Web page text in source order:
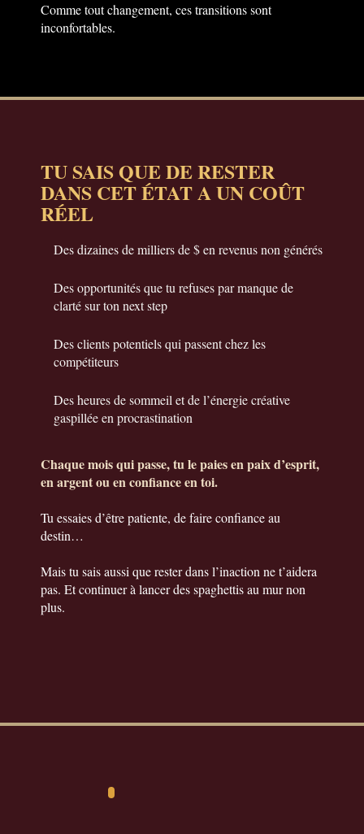
Comme tout changement, ces transitions sont
inconfortables.
TU SAIS QUE DE RESTER
DANS CET ÉTAT A UN COÛT
RÉEL
Des dizaines de milliers de $ en revenus non générés
Des opportunités que tu refuses par manque de
clarté sur ton next step
Des clients potentiels qui passent chez les
compétiteurs
Des heures de sommeil et de l’énergie créative
gaspillée en procrastination
Chaque mois qui passe, tu le paies en paix d’esprit,
en argent ou en confiance en toi.
Tu essaies d’être patiente, de faire confiance au
destin…
Mais tu sais aussi que rester dans l’inaction ne t’aidera
pas. Et continuer à lancer des spaghettis au mur non
plus.